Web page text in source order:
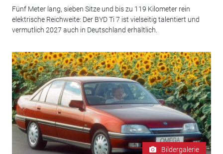
Fünf Meter lang, sieben Sitze und bis zu 119 Kilometer rein
elektrische Reichweite: Der BYD Ti 7 ist vielseitig talentiert und
vermutlich 2027 auch in Deutschland erhältlich.
Bildergalerie